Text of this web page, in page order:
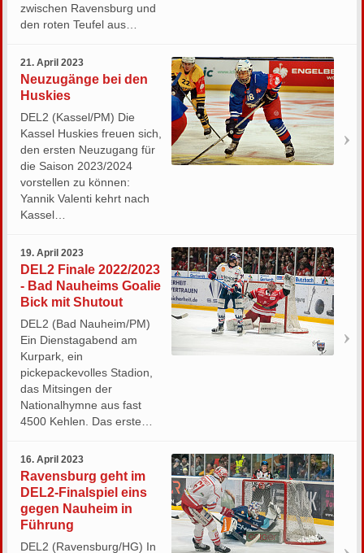
zwischen Ravensburg und
den roten Teufel aus…
21. April 2023
Neuzugänge bei den
Huskies
DEL2 (Kassel/PM) Die
Kassel Huskies freuen sich,
den ersten Neuzugang für
die Saison 2023/2024
vorstellen zu können:
Yannik Valenti kehrt nach
Kassel…
19. April 2023
DEL2 Finale 2022/2023
- Bad Nauheims Goalie
Bick mit Shutout
DEL2 (Bad Nauheim/PM)
Ein Dienstagabend am
Kurpark, ein
pickepackevolles Stadion,
das Mitsingen der
Nationalhymne aus fast
4500 Kehlen. Das erste…
16. April 2023
Ravensburg geht im
DEL2-Finalspiel eins
gegen Nauheim in
Führung
DEL2 (Ravensburg/HG) In